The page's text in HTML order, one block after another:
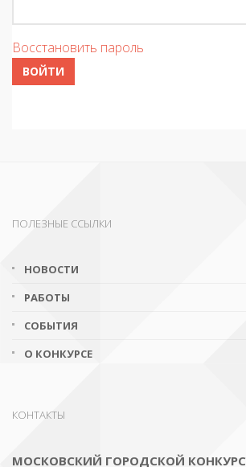
Восстановить пароль
ВОЙТИ
ПОЛЕЗНЫЕ ССЫЛКИ
НОВОСТИ
РАБОТЫ
СОБЫТИЯ
О КОНКУРСЕ
КОНТАКТЫ
МОСКОВСКИЙ ГОРОДСКОЙ КОНКУРС